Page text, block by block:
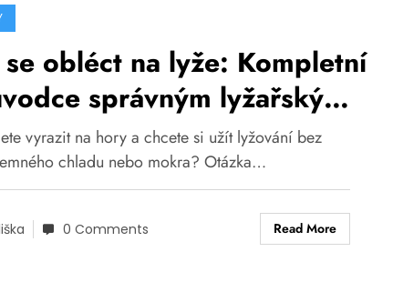
se obléct na lyže: Kompletní
správným lyžařským
vyrazit na hory a chcete si užít lyžování bez
chladu nebo mokra? Otázka…
0 Comments Read More